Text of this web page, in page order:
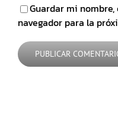
Guardar mi
navegador para la